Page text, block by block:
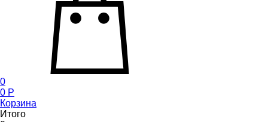
0
0 P
Корзина
Итого